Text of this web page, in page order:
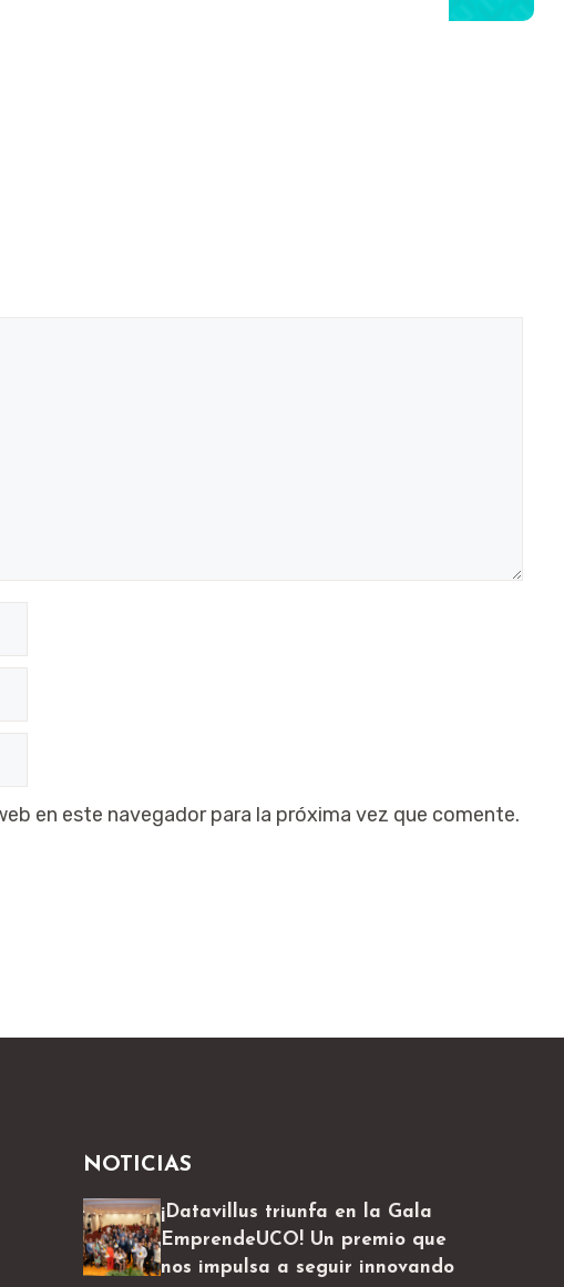
en este navegador para la próxima vez que comente.
NOTICIAS
¡Datavillus triunfa en la Gala
EmprendeUCO! Un premio que
nos impulsa a seguir innovando